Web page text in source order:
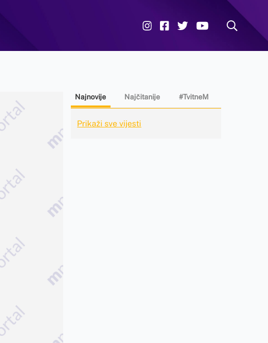
Najnovije Najčitanije #TvitneM
Prikaži sve vijesti